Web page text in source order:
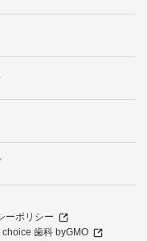
ーポリシー
choice 歯科 byGMO